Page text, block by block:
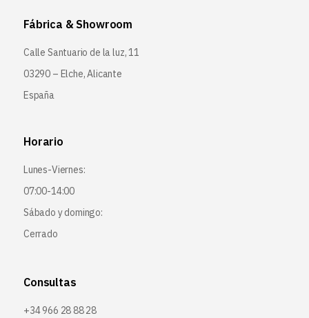
Fábrica & Showroom
Calle Santuario de la luz, 11
03290 – Elche, Alicante
España
Horario
Lunes-Viernes:
07:00-14:00
Sábado y domingo:
Cerrado
Consultas
+34 966 28 88 28